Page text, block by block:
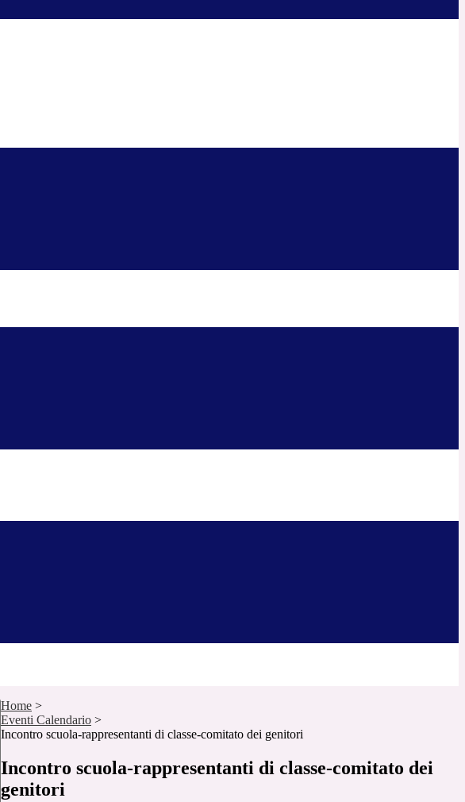
Home >
Eventi Calendario >
Incontro scuola-rappresentanti di classe-comitato dei genitori
Incontro scuola-rappresentanti di classe-comitato dei
genitori